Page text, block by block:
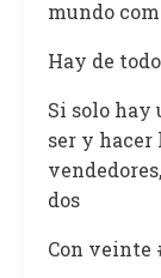
mundo
Hay de todo
Si solo hay
ser y hacer
dos
Con veinte